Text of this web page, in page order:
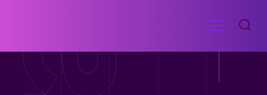
conteúdo
RECEITAS
ACADEMIA
Menu